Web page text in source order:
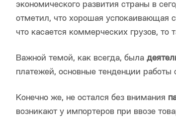
экономического развития страны в
отметил, что хорошая успокаивающая
что касается коммерческих грузов, то
Важной темой, как всегда, была
платежей, основные тенденции
Конечно же, не остался без внимания
возникают у импортеров при ввозе